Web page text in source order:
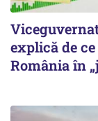
explică de
România în